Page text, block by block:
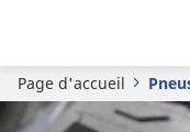
Page d'accueil